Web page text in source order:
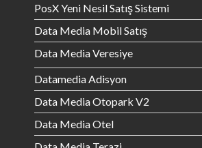
PosX Yeni Nesil Satış Sistemi
Data Media Mobil Satış
Data Media Veresiye
Datamedia Adisyon
Data Media Otopark V2
Data Media Otel